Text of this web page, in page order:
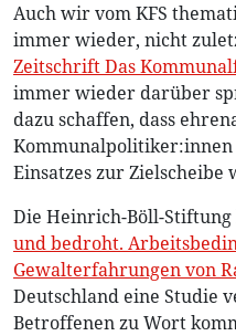
Auch wir vom KFS
immer wieder, nicht
Zeitschrift Das
immer wieder darüber
dazu schaffen, dass
Einsatzes zur Zielscheibe
Die Heinrich-Böll-
und bedroht.
Gewalterfahrungen von
Deutschland eine Studie
Betroffenen zu Wort